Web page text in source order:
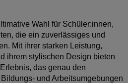
Wahl für Schüler:innen,
die ein zuverlässiges und
Mit ihrer starken Leistung,
ihrem stylischen Design bieten
das genau den
und Arbeitsumgebungen